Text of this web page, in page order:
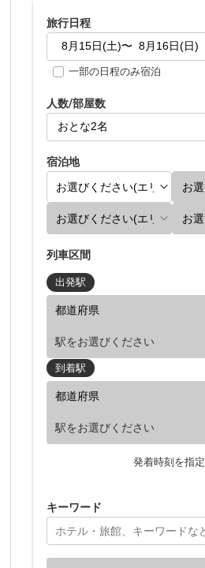
旅行日程
一部の日程のみ宿泊
人数/部屋数
宿泊地
列車区間
出発駅
駅をお選びください
到着駅
駅をお選びください
発着時刻を指定
キーワード